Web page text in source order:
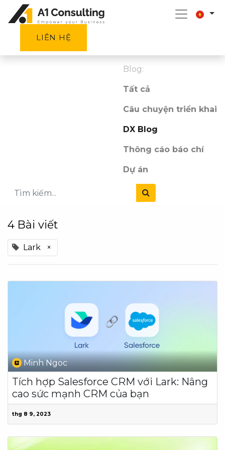
LIÊN HỆ
Blog:
Tất cả
Câu chuyện triển khai
DX Blog
Thông cáo báo chí
Dự án
4 Bài viết
Lark ×
Minh Ngoc
Tích hợp Salesforce CRM với Lark: Nâng
cao sức mạnh CRM của bạn
thg 8 9, 2023